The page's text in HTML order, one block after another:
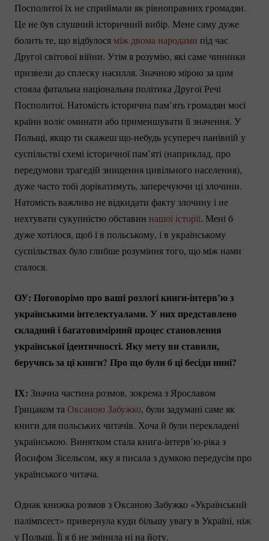
Посполитої їх не сприймали як рівноправних громадян.
Це не був слушний історичний вибір. Мене саму дуже
болить те, що відбулося між двома народами під час
Другої світової війни. Утім я розумію, які саме чинники
призвели до сплеску насилля. Значною мірою за цим
стояла фатальна національна політика Другої Речі
Посполитої. Натомість історична пам’ять громадян моєї
країни воліє оминати або применшувати її значення. У
Польщі, якщо ти скажешщо-небудьусупереч панівній у
суспільстві схемі історичної пам’яті (наприклад, про
передумови трагедій знищення цивільного населення),
дуже часто тобі дорікатимуть, заперечуючи ці злочини.
Натомість важливо не відкидати факту злочину і не
нехтувати сукупністю обставин нашої історії. Мені б
дуже хотілося, щоб і в польському, і в українському
суспільствах було глибше розуміння того, що між нами
сталося.
ОУ: Поговорімо про ваші розлогікниги-інтерв’юз
українськими інтелектуалами. У них представлено
складний і багатовимірний процес становлення
української ідентичності. Яку мету ви ставили,
беручись за ці книги? Про що були б ці бесіди нині?
ІХ: Значна частина розмов, зокрема з Ярославом
Грицаком та Оксаною Забужко, були задумані саме як
книги для польських читачів. Хоча й були перекладені
українською. Винятком стала книга-інтерв’ю-ріка з
Йосифом Зісельсом, яку я писала з думкою передусім про
українського читача.
Однак книжка розмов з Оксаною Забужко «Український
палімпсест» привернула куди більшу увагу в Україні, ніж
у Польщі. Її я б не змінила ні на йоту.